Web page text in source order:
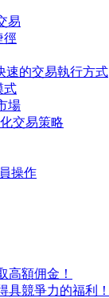
易
徑
速的交易執行方式
式
場
交易策略
操作
高額佣金！
具競爭力的福利！